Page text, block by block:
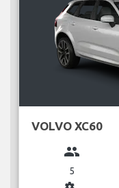
VOLVO XC60
group
5